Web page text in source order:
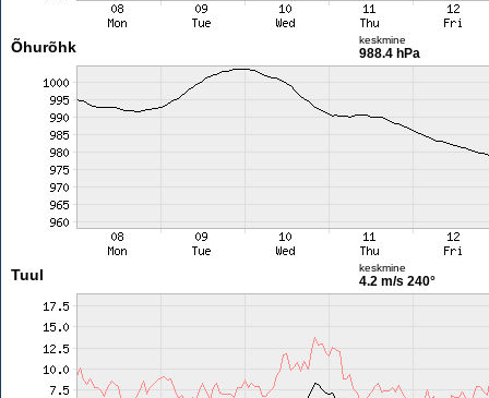
Õhurõhk keskmine
988.4 hPa
Tuul keskmine
4.2 m/s 240°